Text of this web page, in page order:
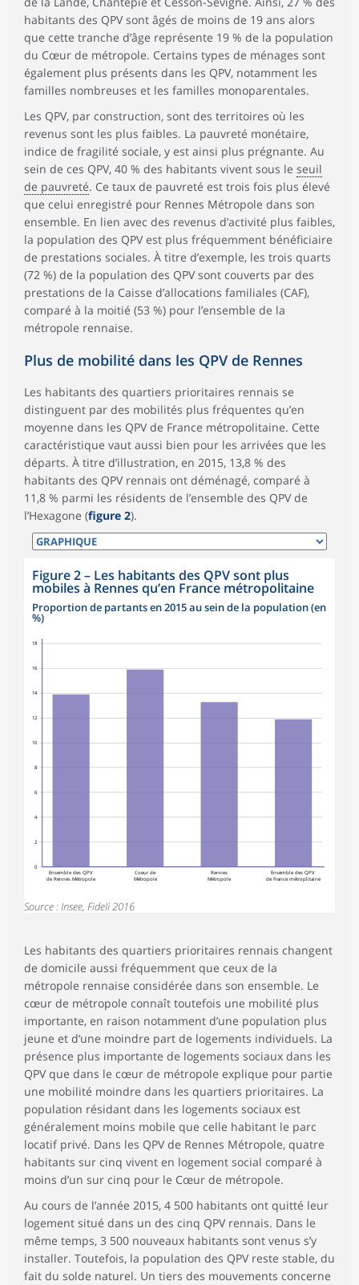
habitants des QPV sont âgés de moins de 19 ans alors
que cette tranche d’âge représente 19 % de la population
du Cœur de métropole. Certains types de ménages sont
également plus présents dans les QPV, notamment les
familles nombreuses et les familles monoparentales.
Les QPV, par construction, sont des territoires où les
revenus sont les plus faibles. La pauvreté monétaire,
indice de fragilité sociale, y est ainsi plus prégnante. Au
sein de ces QPV, 40 % des habitants vivent sous le seuil
de pauvreté. Ce taux de pauvreté est trois fois plus élevé
que celui enregistré pour Rennes Métropole dans son
ensemble. En lien avec des revenus d’activité plus faibles,
la population des QPV est plus fréquemment bénéficiaire
de prestations sociales. À titre d’exemple, les trois quarts
(72 %) de la population des QPV sont couverts par des
prestations de la Caisse d’allocations familiales (CAF),
comparé à la moitié (53 %) pour l’ensemble de la
métropole rennaise.
Plus de mobilité dans les QPV de Rennes
Les habitants des quartiers prioritaires rennais se
distinguent par des mobilités plus fréquentes qu’en
moyenne dans les QPV de France métropolitaine. Cette
caractéristique vaut aussi bien pour les arrivées que les
départs. À titre d’illustration, en 2015, 13,8 % des
habitants des QPV rennais ont déménagé, comparé à
11,8 % parmi les résidents de l’ensemble des QPV de
l’Hexagone (figure 2).
Figure 2– Les habitants des QPV sont plus
mobiles à Rennes qu’en France métropolitaine
Proportion de partants en 2015 au sein de la population (en
%)
0
2
4
6
8
10
12
14
16
18
Ensemble des QPV
de Rennes Métropole
Coeur de
Métropole
Rennes
Métropole
Ensemble des QPV
de France métroplitaine
Source : Insee, Fideli 2016
Les habitants des quartiers prioritaires rennais changent
de domicile aussi fréquemment que ceux de la
métropole rennaise considérée dans son ensemble. Le
cœur de métropole connaît toutefois une mobilité plus
importante, en raison notamment d’une population plus
jeune et d’une moindre part de logements individuels. La
présence plus importante de logements sociaux dans les
QPV que dans le cœur de métropole explique pour partie
une mobilité moindre dans les quartiers prioritaires. La
population résidant dans les logements sociaux est
généralement moins mobile que celle habitant le parc
locatif privé. Dans les QPV de Rennes Métropole, quatre
habitants sur cinq vivent en logement social comparé à
moins d’un sur cinq pour le Cœur de métropole.
Au cours de l’année 2015, 4 500 habitants ont quitté leur
logement situé dans un des cinq QPV rennais. Dans le
même temps, 3 500 nouveaux habitants sont venus s’y
installer. Toutefois, la population des QPV reste stable, du
fait du solde naturel. Un tiers des mouvements concerne